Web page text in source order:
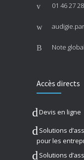
01 46 27
Note
Accès directs
Devis en ligne
Solutions
pour les
Solutions